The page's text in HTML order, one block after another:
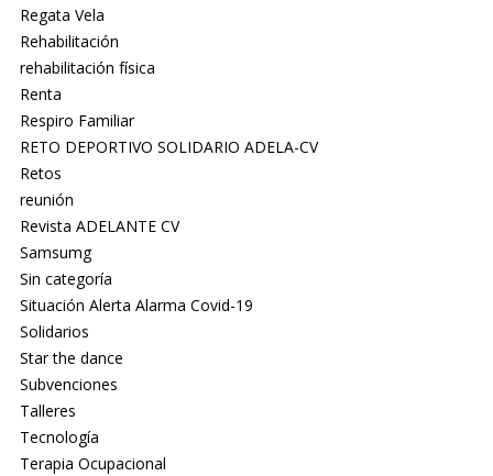
Regata Vela
Rehabilitación
rehabilitación física
Renta
Respiro Familiar
RETO DEPORTIVO SOLIDARIO ADELA-CV
Retos
reunión
Revista ADELANTE CV
Samsumg
Sin categoría
Situación Alerta Alarma Covid-19
Solidarios
Star the dance
Subvenciones
Talleres
Tecnología
Terapia Ocupacional